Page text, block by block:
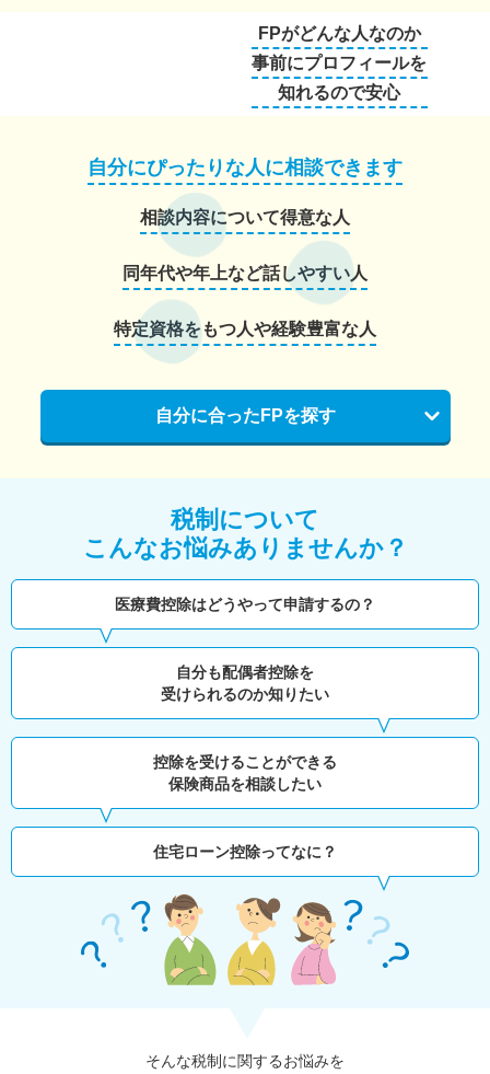
FPがどんな人なのか
事前にプロフィールを
知れるので安心
自分にぴったりな人に相談できます
相談内容について得意な人
同年代や年上など話しやすい人
特定資格をもつ人や経験豊富な人
自分に合ったFPを探す
税制について
こんなお悩みありませんか？
医療費控除はどうやって申請するの？
自分も配偶者控除を
受けられるのか知りたい
控除を受けることができる
保険商品を相談したい
住宅ローン控除ってなに？
そんな税制に関するお悩みを